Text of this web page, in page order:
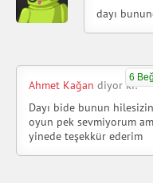
dayı
6
Ahmet Kağan diyor ki:
Dayı bide bunun
oyun pek sevmiyorum
yinede teşekkür ederim